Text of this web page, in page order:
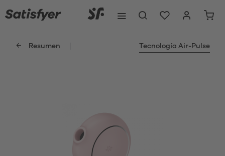
Resumen Tecnología Air-Pulse